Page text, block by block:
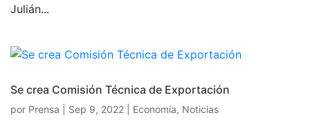
Julián...
Se crea Comisión Técnica de Exportación
por Prensa Sep 9, 2022 Economía, Noticias